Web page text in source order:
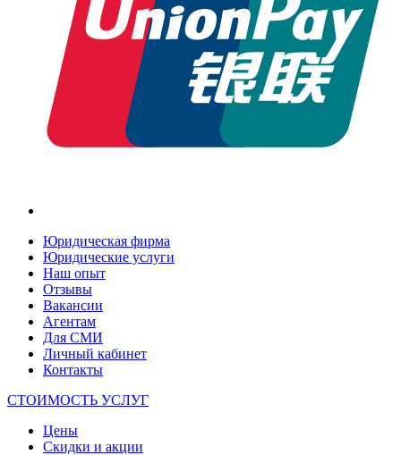
Юридическая фирма
Юридические услуги
Наш опыт
Отзывы
Вакансии
Агентам
Для СМИ
Личный кабинет
Контакты
СТОИМОСТЬ УСЛУГ
Цены
Скидки и акции